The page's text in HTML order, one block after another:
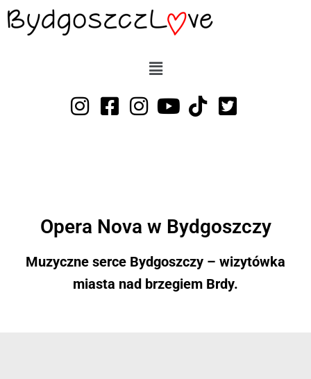
Przejdź
Opera Nova w Bydgoszczy
Muzyczne serce Bydgoszczy – wizytówka
miasta nad brzegiem Brdy.